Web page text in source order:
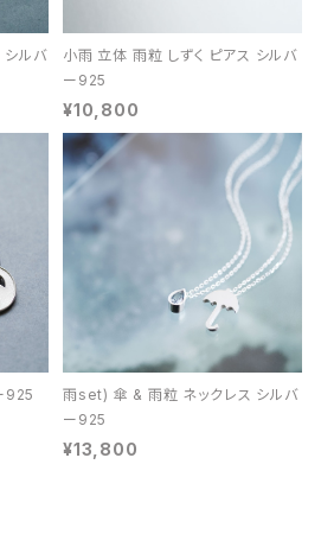
シルバ
小雨 立体 雨粒 しずく ピアス シルバ
ー925
¥10,800
925
雨set) 傘 & 雨粒 ネックレス シルバ
ー925
¥13,800